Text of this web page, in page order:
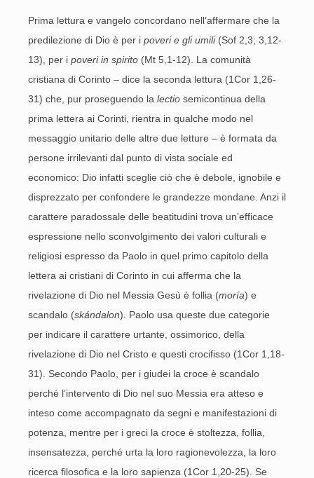
Prima lettura e vangelo concordano nell’affermare che la
predilezione di Dio è per i poveri e gli umili(Sof 2,3; 3,12-
13), per i poveri in spirito (Mt 5,1-12). La comunità
cristiana di Corinto – dice la seconda lettura (1Cor 1,26-
31) che, pur proseguendo la lectio semicontinua della
prima lettera ai Corinti, rientra in qualche modo nel
messaggio unitario delle altre due letture – è formata da
persone irrilevanti dal punto di vista sociale ed
economico: Dio infatti sceglie ciò che è debole, ignobile e
disprezzato per confondere le grandezze mondane. Anzi il
carattere paradossale delle beatitudini trova un’efficace
espressione nello sconvolgimento dei valori culturali e
religiosi espresso da Paolo in quel primo capitolo della
lettera ai cristiani di Corinto in cui afferma che la
rivelazione di Dio nel Messia Gesù è follia (moría) e
scandalo (skándalon). Paolo usa queste due categorie
per indicare il carattere urtante, ossimorico, della
rivelazione di Dio nel Cristo e questi crocifisso (1Cor 1,18-
31). Secondo Paolo, per i giudei la croce è scandalo
perché l’intervento di Dio nel suo Messia era atteso e
inteso come accompagnato da segni e manifestazioni di
potenza, mentre per i greci la croce è stoltezza, follia,
insensatezza, perché urta la loro ragionevolezza, la loro
ricerca filosofica e la loro sapienza (1Cor 1,20-25). Se